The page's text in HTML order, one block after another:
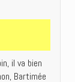
il va bien
Bartimée